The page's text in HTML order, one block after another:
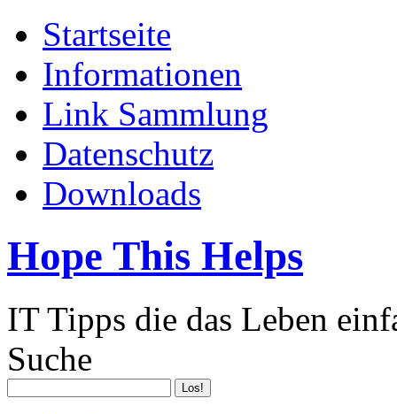
Startseite
Informationen
Link Sammlung
Datenschutz
Downloads
Hope This Helps
IT Tipps die das Leben
Suche